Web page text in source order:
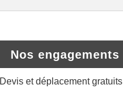
Nos engagements
Devis et déplacement gratuits